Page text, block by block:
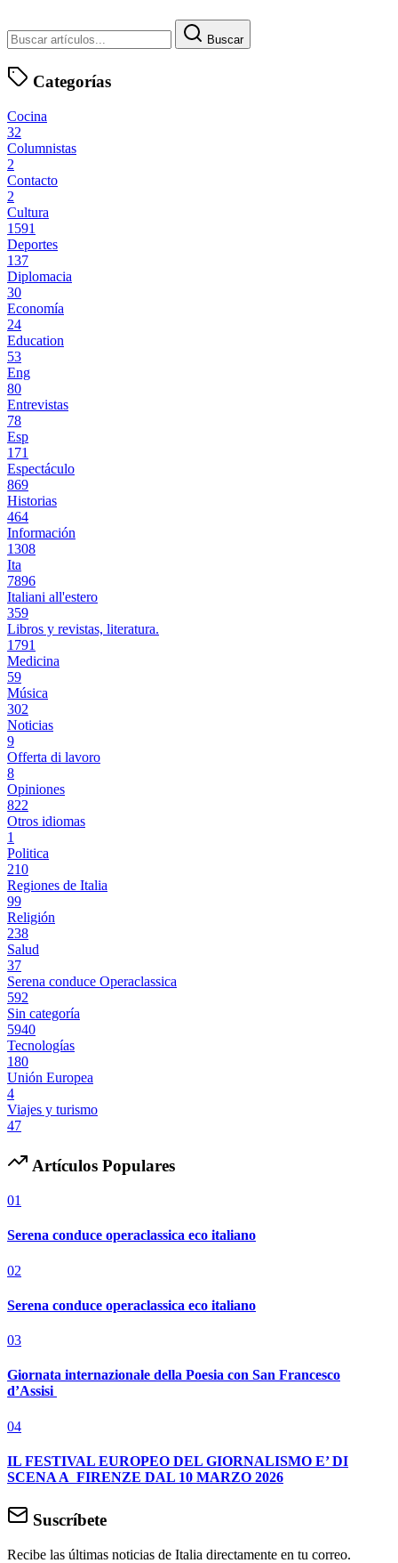
Buscar
Categorías
Cocina
32
Columnistas
2
Contacto
2
Cultura
1591
Deportes
137
Diplomacia
30
Economía
24
Education
53
Eng
80
Entrevistas
78
Esp
171
Espectáculo
869
Historias
464
Información
1308
Ita
7896
Italiani all'estero
359
Libros y revistas, literatura.
1791
Medicina
59
Música
302
Noticias
9
Offerta di lavoro
8
Opiniones
822
Otros idiomas
1
Politica
210
Regiones de Italia
99
Religión
238
Salud
37
Serena conduce Operaclassica
592
Sin categoría
5940
Tecnologías
180
Unión Europea
4
Viajes y turismo
47
Artículos Populares
01
Serena conduce operaclassica eco italiano
02
Serena conduce operaclassica eco italiano
03
Giornata internazionale della Poesia con San Francesco
d’Assisi
04
IL FESTIVAL EUROPEO DEL GIORNALISMO E’ DI
SCENA A FIRENZE DAL 10 MARZO 2026
Suscríbete
Recibe las últimas noticias de Italia directamente en tu correo.